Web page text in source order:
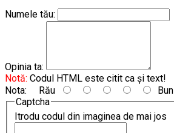
Numele tău:
Opinia ta:
Notă: Codul HTML este citit ca şi text!
Nota: Rău
Bun
Captcha
Itrodu codul din imaginea de mai jos